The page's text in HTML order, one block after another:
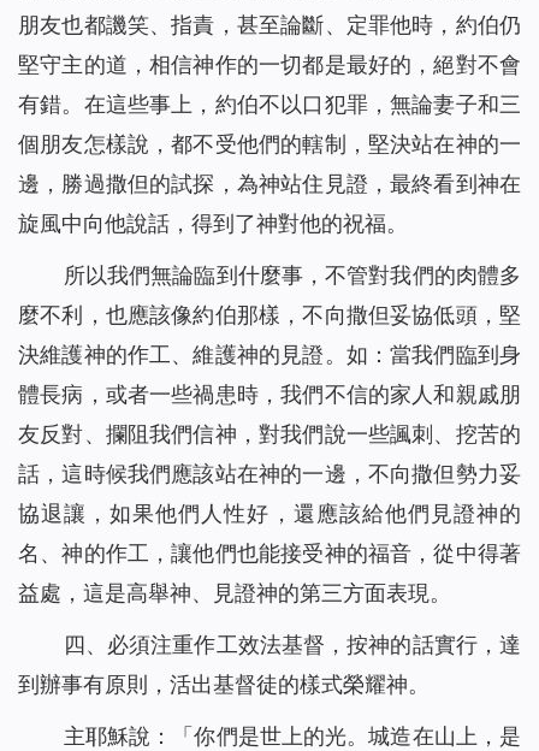
朋友也都譏笑、指責，甚至論斷、定罪他時，約伯仍
堅守主的道，相信神作的一切都是最好的，絕對不會
有錯。在這些事上，約伯不以口犯罪，無論妻子和三
個朋友怎樣說，都不受他們的轄制，堅決站在神的一
邊，勝過撒但的試探，為神站住見證，最終看到神在
旋風中向他說話，得到了神對他的祝福。
所以我們無論臨到什麼事，不管對我們的肉體多
麼不利，也應該像約伯那樣，不向撒但妥協低頭，堅
決維護神的作工、維護神的見證。如：當我們臨到身
體長病，或者一些禍患時，我們不信的家人和親戚朋
友反對、攔阻我們信神，對我們說一些諷刺、挖苦的
話，這時候我們應該站在神的一邊，不向撒但勢力妥
協退讓，如果他們人性好，還應該給他們見證神的
名、神的作工，讓他們也能接受神的福音，從中得著
益處，這是高舉神、見證神的第三方面表現。
四、必須注重作工效法基督，按神的話實行，達
到辦事有原則，活出基督徒的樣式榮耀神。
主耶穌說：「你們是世上的光。城造在山上，是